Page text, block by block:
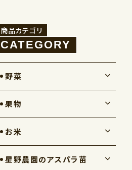
商品カテゴリ
野菜
果物
お米
星野農園のアスパラ苗